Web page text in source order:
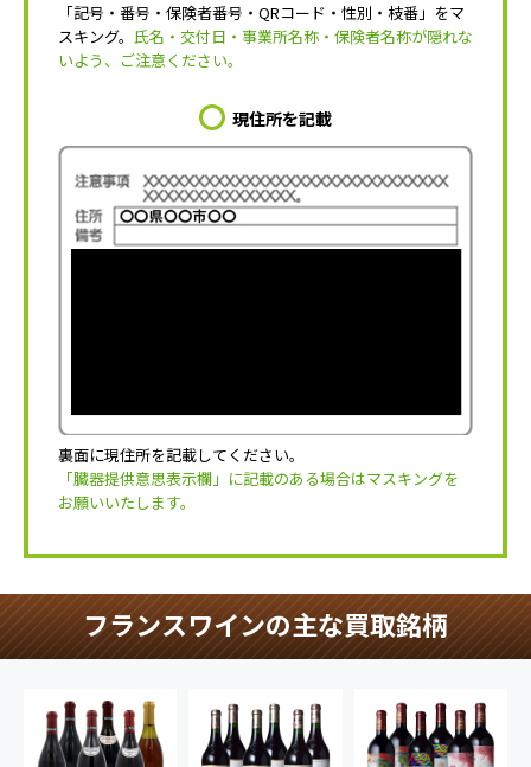
「記号・番号・保険者番号・QRコード・性別・枝番」をマ
スキング。 氏名・交付日・事業所名称・保険者名称が隠れな
いよう、ご注意ください。
現住所を記載
裏面に現住所を記載してください。
「臓器提供意思表示欄」に記載のある場合はマスキングを
お願いいたします。
フランスワインの主な買取銘柄